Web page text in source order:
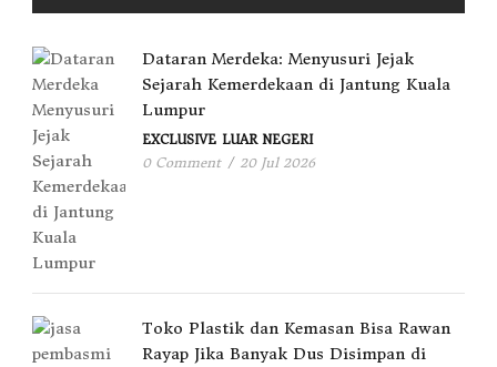
Dataran Merdeka: Menyusuri Jejak
Sejarah Kemerdekaan di Jantung Kuala
Lumpur
EXCLUSIVE LUAR NEGERI
0 Comment / 20 Jul 2026
Toko Plastik dan Kemasan Bisa Rawan
Rayap Jika Banyak Dus Disimpan di